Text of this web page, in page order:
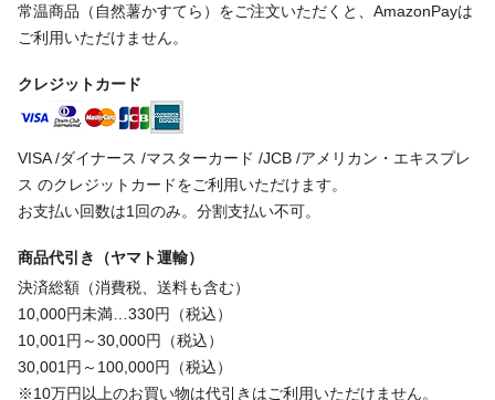
常温商品（自然薯かすてら）をご注文いただくと、AmazonPayは
ご利用いただけません。
クレジットカード
VISA /ダイナース /マスターカード /JCB /アメリカン・エキスプレ
ス のクレジットカードをご利用いただけます。
お支払い回数は1回のみ。分割支払い不可。
商品代引き（ヤマト運輸）
決済総額（消費税、送料も含む）
10,000円未満…330円（税込）
10,001円～30,000円（税込）
30,001円～100,000円（税込）
※10万円以上のお買い物は代引きはご利用いただけません。